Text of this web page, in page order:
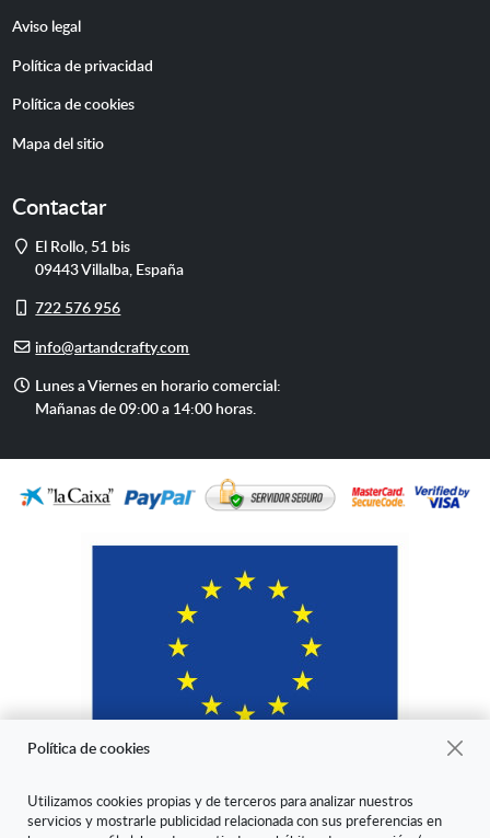
Aviso legal
Política de privacidad
Política de cookies
Mapa del sitio
Contactar
Dirección
El Rollo, 51 bis
09443Villalba España
Móvil
722 576 956
E-info@artandcrafty.com
Horario
de
Lunes a Viernes en horario comercial:
Mañanas de 09:00 a 14:00 horas.
"ARANDA ARTE-VÉRTICE SL ha sido beneficiaria del Fondo Europeo
Política de cookies
Utilizamos cookies propias y de terceros para analizar nuestros
servicios y mostrarle publicidad relacionada con sus preferencias en